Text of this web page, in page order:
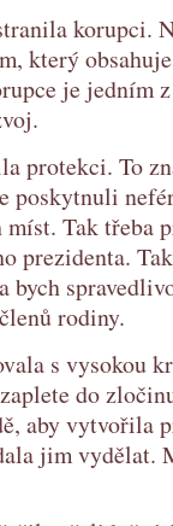
korupci.
který
je jedním
protekci. To
poskytnuli
Tak třeba
prezidenta.
bych
rodiny.
s vysokou
do
aby vytvořila
jim vydělat.